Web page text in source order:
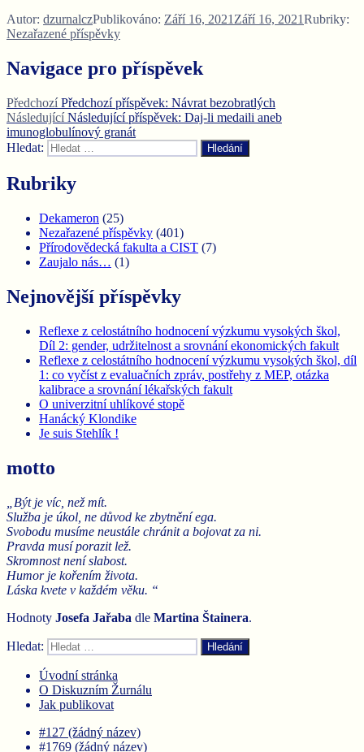
Autor: dzurnalczPublikováno: Září 16, 2021Září 16, 2021Rubriky:
Nezařazené příspěvky
Navigace pro příspěvek
Předchozí Předchozí příspěvek: Návrat bezobratlých
Následující Následující příspěvek: Daj-li medaili aneb
imunoglobulínový granát
Hledat:
Hledání
Rubriky
Dekameron (25)
Nezařazené příspěvky (401)
Přírodovědecká fakulta a CIST (7)
Zaujalo nás… (1)
Nejnovější příspěvky
Reflexe z celostátního hodnocení výzkumu vysokých škol,
Díl 2: gender, udržitelnost a srovnání ekonomických fakult
Reflexe z celostátního hodnocení výzkumu vysokých škol, díl
1: co vyčíst z evaluačních zpráv, postřehy z MEP, otázka
kalibrace a srovnání lékařských fakult
O univerzitní uhlíkové stopě
Hanácký Klondike
Je suis Stehlík !
motto
„Být je víc, než mít.
Služba je úkol, ne důvod ke zbytnění ega.
Svobodu musíme neustále chránit a bojovat za ni.
Pravda musí porazit lež.
Skromnost není slabost.
Humor je kořením života.
Láska kvete v každém věku. “
Hodnoty Josefa Jařaba dle Martina Štainera.
Hledat: Hledání
Úvodní stránka
O Diskuzním Žurnálu
Jak publikovat
#127 (žádný název)
#1769 (žádný název)